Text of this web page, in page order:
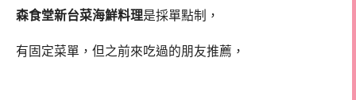
森食堂新台菜海鮮料理是採單點制，
有固定菜單，但之前來吃過的朋友推薦，